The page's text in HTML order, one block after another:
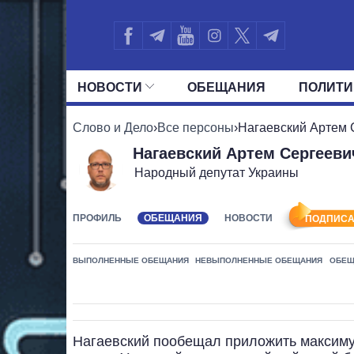
НОВОСТИ ОБЕЩАНИЯ
ВСЕ ПОЛИТИКИ ПРЕЗИДЕНТ И
Слово и Дело›Все персоны›Нагаевский Артем
Нагаевский Артем
Народный депутат Украины
ПРОФИЛЬ ОБЕЩАНИЯ НОВОСТИ
ВЫПОЛНЕННЫЕ ОБЕЩАНИЯ НЕВЫПОЛНЕННЫЕ ОБЕЩАНИЯ
Нагаевский пообещал приложить